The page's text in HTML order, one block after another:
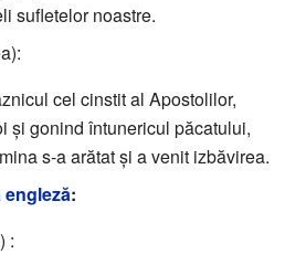
sufletelor noastre.
cel cinstit al Apostolilor,
și gonind întunericul păcatului,
s-a arătat și a venit izbăvirea.
:
: